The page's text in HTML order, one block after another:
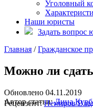
Уголовный
Наши юристы
Задать вопрос
Главная / Гражданское
Можно ли сдать
Обновлено 04.11.2019
Автор статьи:Дина
Рецензент:Немиров